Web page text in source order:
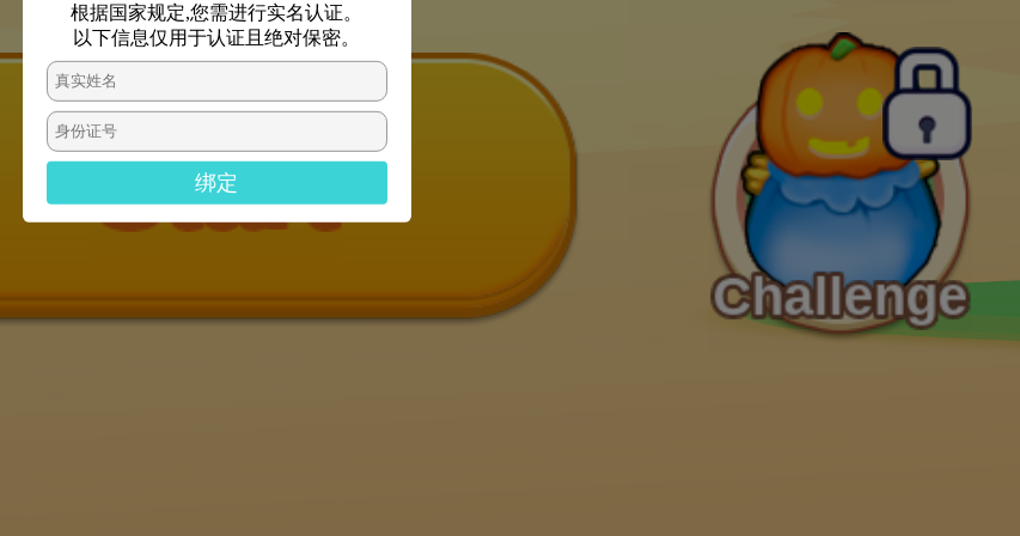
根据国家规定,您需进行实名认证。
以下信息仅用于认证且绝对保密。